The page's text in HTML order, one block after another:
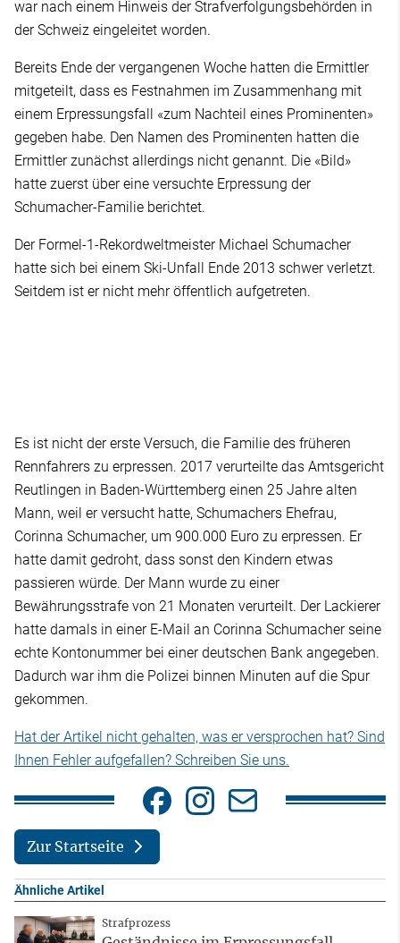
war nach einem Hinweis der Strafverfolgungsbehörden in
der Schweiz eingeleitet worden.
Bereits Ende der vergangenen Woche hatten die Ermittler
mitgeteilt, dass es Festnahmen im Zusammenhang mit
einem Erpressungsfall «zum Nachteil eines Prominenten»
gegeben habe. Den Namen des Prominenten hatten die
Ermittler zunächst allerdings nicht genannt. Die «Bild»
hatte zuerst über eine versuchte Erpressung der
Schumacher-Familie berichtet.
Der Formel-1-Rekordweltmeister Michael Schumacher
hatte sich bei einem Ski-Unfall Ende 2013 schwer verletzt.
Seitdem ist er nicht mehr öffentlich aufgetreten.
Es ist nicht der erste Versuch, die Familie des früheren
Rennfahrers zu erpressen. 2017 verurteilte das Amtsgericht
Reutlingen in Baden-Württemberg einen 25 Jahre alten
Mann, weil er versucht hatte, Schumachers Ehefrau,
Corinna Schumacher, um 900.000 Euro zu erpressen. Er
hatte damit gedroht, dass sonst den Kindern etwas
passieren würde. Der Mann wurde zu einer
Bewährungsstrafe von 21 Monaten verurteilt. Der Lackierer
hatte damals in einer E-Mail an Corinna Schumacher seine
echte Kontonummer bei einer deutschen Bank angegeben.
Dadurch war ihm die Polizei binnen Minuten auf die Spur
gekommen.
Hat der Artikel nicht gehalten, was er versprochen hat? Sind
Ihnen Fehler aufgefallen? Schreiben Sie uns.
Zur Startseite
Ähnliche Artikel
Strafprozess